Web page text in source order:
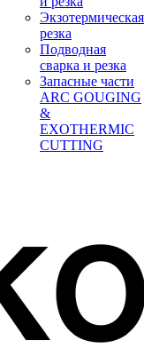
Экзотермическая
резка
Подводная
сварка и резка
Запасные части
ARC GOUGING
&
EXOTHERMIC
CUTTING